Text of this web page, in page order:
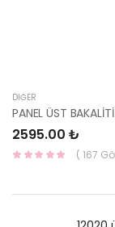
DIĞER
2595.00 ₺
( 167